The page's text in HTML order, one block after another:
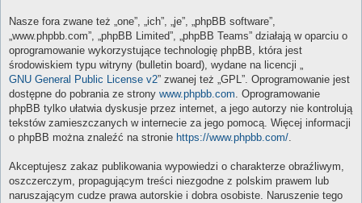
Nasze fora zwane też „one”, „ich”, „je”, „phpBB software”,
„www.phpbb.com”, „phpBB Limited”, „phpBB Teams” działają w oparciu o
oprogramowanie wykorzystujące technologię phpBB, która jest
środowiskiem typu witryny (bulletin board), wydane na licencji „
GNU General Public License v2” zwanej też „GPL”. Oprogramowanie jest
dostępne do pobrania ze strony www.phpbb.com. Oprogramowanie
phpBB tylko ułatwia dyskusje przez internet, a jego autorzy nie kontrolują
tekstów zamieszczanych w internecie za jego pomocą. Więcej informacji
o phpBB można znaleźć na stronie https://www.phpbb.com/.
Akceptujesz zakaz publikowania wypowiedzi o charakterze obraźliwym,
oszczerczym, propagującym treści niezgodne z polskim prawem lub
naruszającym cudze prawa autorskie i dobra osobiste. Naruszenie tego